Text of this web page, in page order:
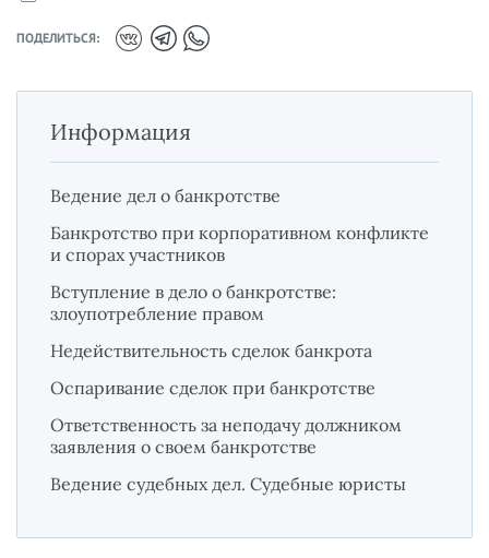
ПОДЕЛИТЬСЯ:
Информация
Ведение дел о банкротстве
Банкротство при корпоративном конфликте
и спорах участников
Вступление в дело о банкротстве:
злоупотребление правом
Недействительность сделок банкрота
Оспаривание сделок при банкротстве
Ответственность за неподачу должником
заявления о своем банкротстве
Ведение судебных дел. Судебные юристы